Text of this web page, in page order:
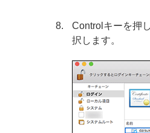
Controlキーを押
択します。